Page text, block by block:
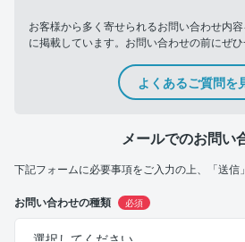
お客様から多く寄せられるお問い合わせ内容
に掲載しています。お問い合わせの前にぜひ
よくあるご質問を
メールでのお問い
下記フォームに必要事項をご入力の上、「送信
お問い合わせの種類 必須